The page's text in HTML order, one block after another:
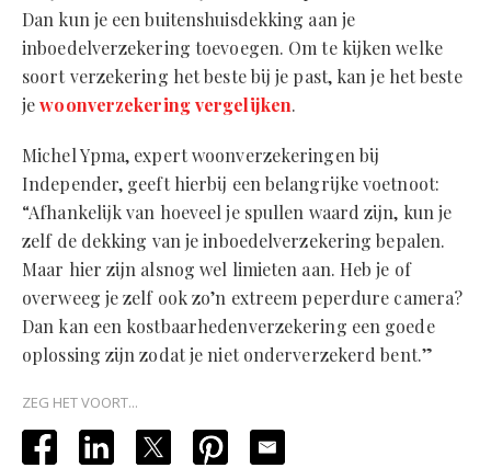
Dan kun je een buitenshuisdekking aan je
inboedelverzekering toevoegen. Om te kijken welke
soort verzekering het beste bij je past, kan je het beste
jewoonverzekering vergelijken.
Michel Ypma, expert woonverzekeringen bij
Independer, geeft hierbij een belangrijke voetnoot:
“Afhankelijk van hoeveel je spullen waard zijn, kun je
zelf de dekking van je inboedelverzekering bepalen.
Maar hier zijn alsnog wel limieten aan. Heb je of
overweeg je zelf ook zo’n extreem peperdure camera?
Dan kan een kostbaarhedenverzekering een goede
oplossing zijn zodat je niet onderverzekerd bent.”
ZEG HET VOORT...